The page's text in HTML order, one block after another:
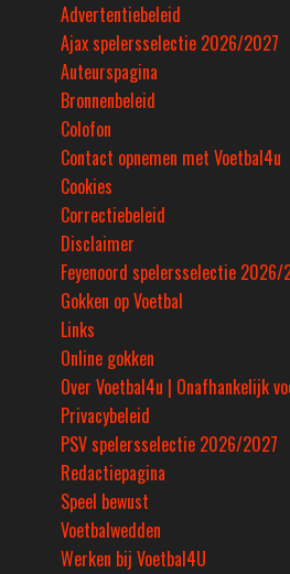
Advertentiebeleid
Ajax spelersselectie 2026/2027
Auteurspagina
Bronnenbeleid
Colofon
Contact opnemen met Voetbal4u
Cookies
Correctiebeleid
Disclaimer
Feyenoord spelersselectie 2026/
Gokken op Voetbal
Links
Online gokken
Over Voetbal4u | Onafhankelijk
Privacybeleid
PSV spelersselectie 2026/2027
Redactiepagina
Speel bewust
Voetbalwedden
Werken bij Voetbal4U